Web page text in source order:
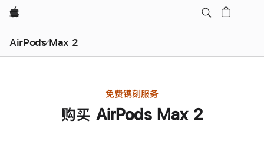
Apple
AirPods Max 2
免费镌刻服务
购买 AirPods Max 2